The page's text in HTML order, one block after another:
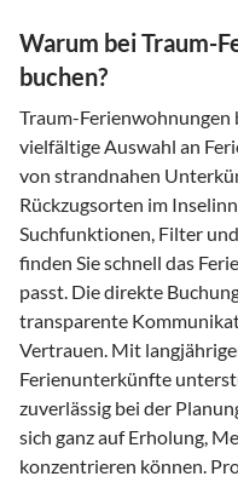
Warum bei Traum-
buchen?
Traum-Ferienwohnungen
vielfältige Auswahl an
von strandnahen
Rückzugsorten im
Suchfunktionen, Filter
finden Sie schnell das
passt. Die direkte
transparente
Vertrauen. Mit
Ferienunterkünfte
zuverlässig bei der
sich ganz auf Erholung,
konzentrieren können.